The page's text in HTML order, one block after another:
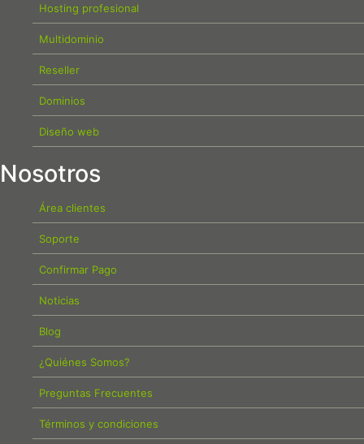
Hosting profesional
Multidominio
Reseller
Dominios
Diseño web
Nosotros
Área clientes
Soporte
Confirmar Pago
Noticias
Blog
¿Quiénes Somos?
Preguntas Frecuentes
Términos y condiciones